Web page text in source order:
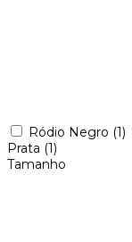
Ródio Negro (1)
Prata (1)
Tamanho